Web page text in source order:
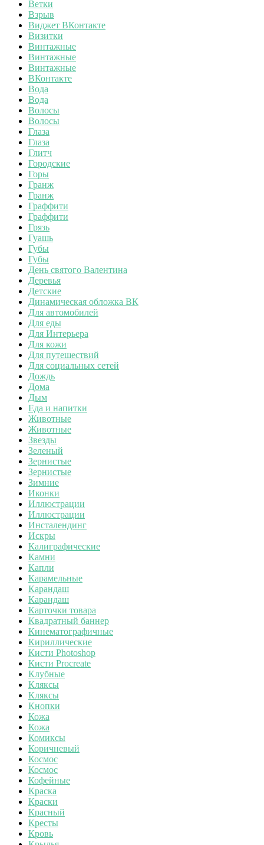
Ветки
Взрыв
Виджет ВКонтакте
Визитки
Винтажные
Винтажные
Винтажные
ВКонтакте
Вода
Вода
Волосы
Волосы
Глаза
Глаза
Глитч
Городские
Горы
Гранж
Гранж
Граффити
Граффити
Грязь
Гуашь
Губы
Губы
День святого Валентина
Деревья
Детские
Динамическая обложка ВК
Для автомобилей
Для еды
Для Интерьера
Для кожи
Для путешествий
Для социальных сетей
Дождь
Дома
Дым
Еда и напитки
Животные
Животные
Звезды
Зеленый
Зернистые
Зернистые
Зимние
Иконки
Иллюстрации
Иллюстрации
Инсталендинг
Искры
Калиграфические
Камни
Капли
Карамельные
Карандаш
Карандаш
Карточки товара
Квадратный баннер
Кинематографичные
Кириллические
Кисти Photoshop
Кисти Procreate
Клубные
Кляксы
Кляксы
Кнопки
Кожа
Кожа
Комиксы
Коричневый
Космос
Космос
Кофейные
Краска
Краски
Красный
Кресты
Кровь